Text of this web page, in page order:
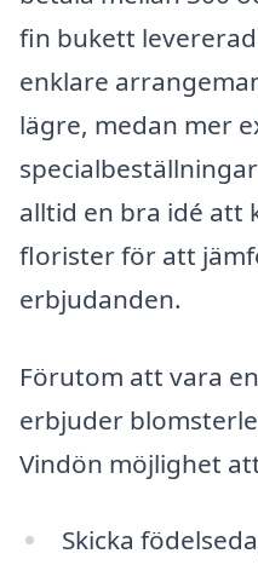
fin bukett
enklare
lägre, medan mer
alltid en bra idé att
florister för att
erbjudanden.
Förutom att vara
erbjuder
Vindön möjlighet
Skicka